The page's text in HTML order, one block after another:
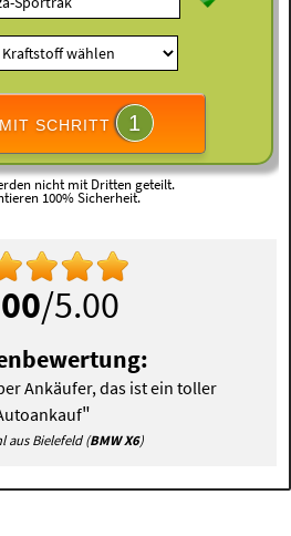
SCHRITT 1
nicht mit Dritten geteilt.
100% Sicherheit.
/5.00
Ankäufer, das ist ein toller
"
aus Bielefeld (BMW X6)